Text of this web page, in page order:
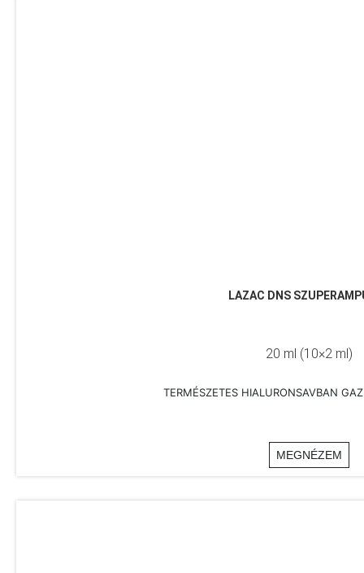
LAZAC DNS
20 ml (10×2 ml)
TERMÉSZETES HIALURONSAVBAN
MEGNÉZEM